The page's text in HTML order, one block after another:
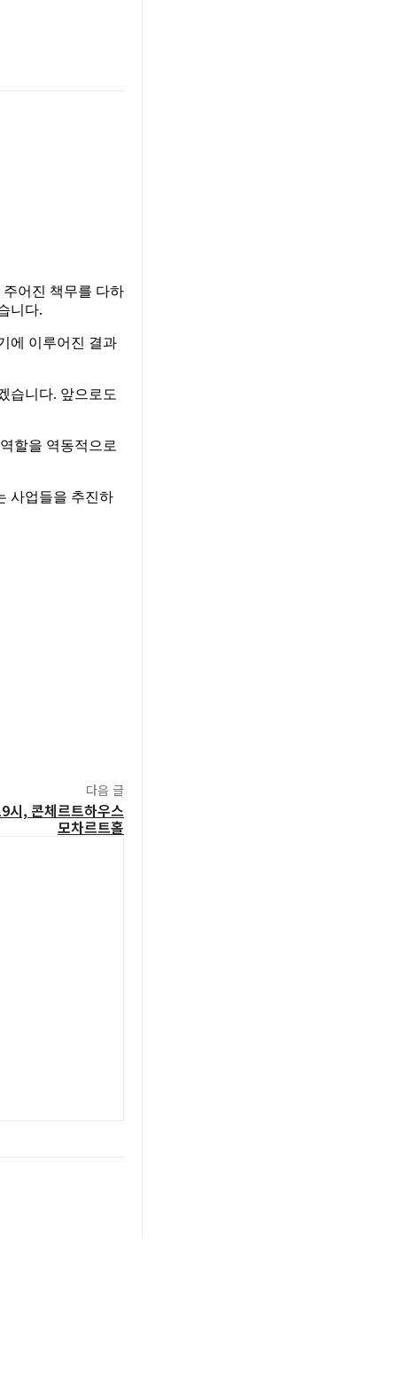
어진 책무를 다하
니다.
에 이루어진 결과
습니다. 앞으로도
할을 역동적으로
사업들을 추진하
다음 글
시, 콘체르트하우스
모차르트홀